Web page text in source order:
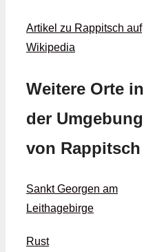
Artikel zu Rappitsch auf
Wikipedia
Weitere Orte in
der Umgebung
von Rappitsch
Sankt Georgen am
Leithagebirge
Rust